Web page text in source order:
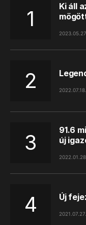
Ki áll
2023.05.27.
2022.07.18.
91.6
új
2022.01.28.
Új
2021.07.27.